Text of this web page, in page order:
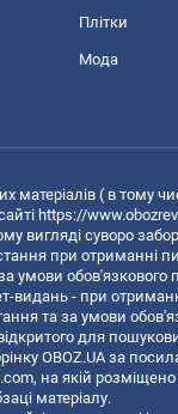
Плітки
Мода
матеріалів ( в тому
https://
вигляді суворо
при отриманні
умови
видань - при
та за умови
для
OBOZ.UA за
, на якій
матеріалу.